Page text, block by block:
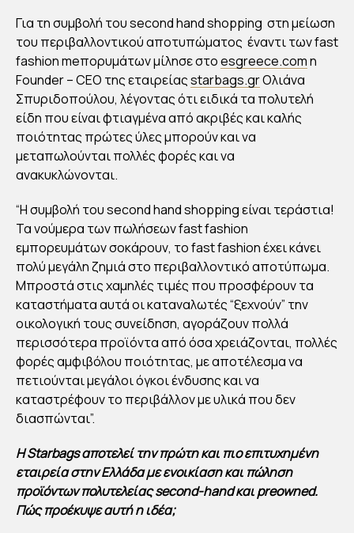
ΟΛΙ
ΑΝ
Α
ΣΠ
ΥΡΙ
(ST
AR
BA
GS)
ΡΑ
ΣΤΙ
ΜΒ
ΟΛ
Η
ΤΟ
Για τη συμβολή του second hand shopping στη μείωση
του περιβαλλοντικού αποτυπώματος έναντι των fast
fashion meπορυμάτων μίλησε στοesgreece.comη
Founder – CΕΟ της εταιρείαςstarbags.grΟλιάνα
Σπυριδοπούλου, λέγοντας ότι ειδικά τα πολυτελή
είδη που είναι φτιαγμένα από ακριβές και καλής
ποιότητας πρώτες ύλες μπορούν και να
μεταπωλούνται πολλές φορές και να
ανακυκλώνονται.
“Η συμβολή του second hand shopping είναι τεράστια!
Τα νούμερα των πωλήσεων fast fashion
εμπορευμάτων σοκάρουν, το fast fashion έχει κάνει
πολύ μεγάλη ζημιά στο περιβαλλοντικό αποτύπωμα.
Μπροστά στις χαμηλές τιμές που προσφέρουν τα
καταστήματα αυτά οι καταναλωτές “ξεχνούν” την
οικολογική τους συνείδηση, αγοράζουν πολλά
περισσότερα προϊόντα από όσα χρειάζονται, πολλές
φορές αμφιβόλου ποιότητας, με αποτέλεσμα να
πετιούνται μεγάλοι όγκοι ένδυσης και να
καταστρέφουν το περιβάλλον με υλικά που δεν
διασπώνται”.
Η Starbags αποτελεί την πρώτη και πιο επιτυχημένη
εταιρεία στην Ελλάδα με ενοικίαση και πώληση
προϊόντων πολυτελείας second-hand και preowned.
Πώς προέκυψε αυτή η ιδέα;